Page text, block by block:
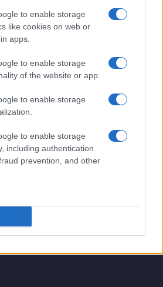
to enable storage
like cookies on web or
apps.
to enable storage
of the website or app.
to enable storage
to enable storage
including authentication
prevention, and other
news
and Grogu conquista il
Chi Sono i Protagonisti del Nuovo
Come Investire in Oggetti Rari e
il Ritorno Economico
giorno. Nerd news, recensioni